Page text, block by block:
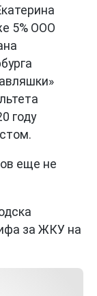
5% ООО
году
еще не
за ЖКУ на